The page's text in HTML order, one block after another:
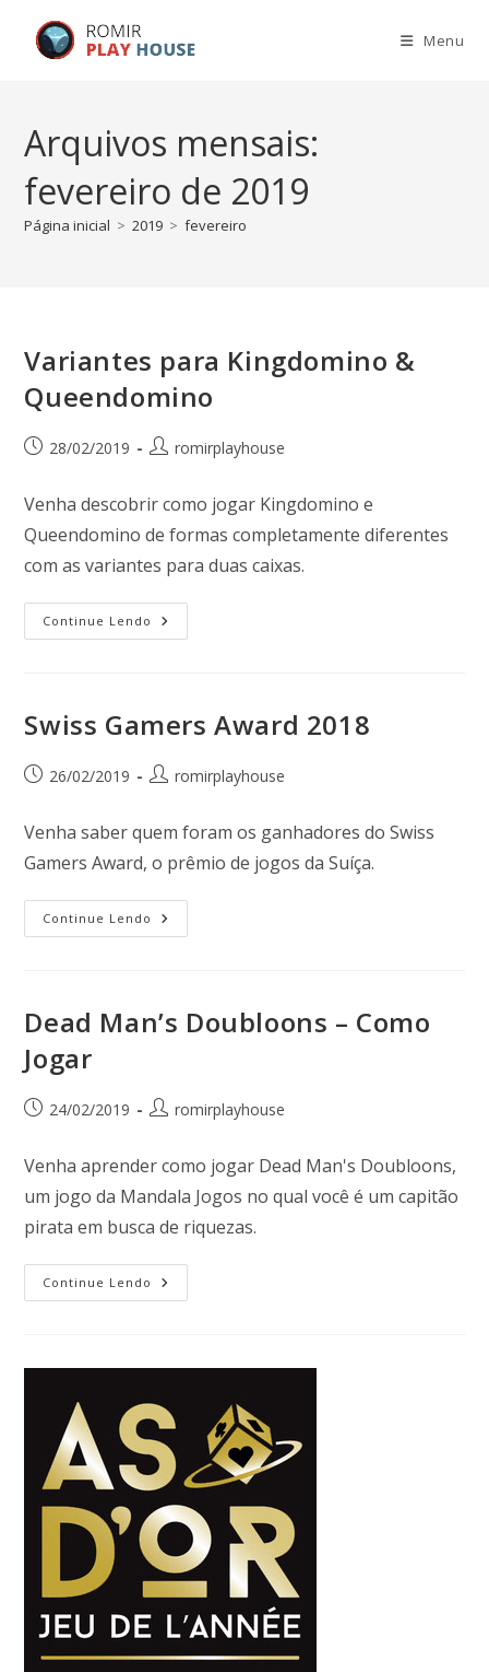
Menu
Arquivos mensais:
fevereiro de 2019
Página inicial > 2019 > fevereiro
Variantes para Kingdomino &
Queendomino
28/02/2019 romirplayhouse
Venha descobrir como jogar Kingdomino e
Queendomino de formas completamente diferentes
com as variantes para duas caixas.
Continue Lendo
Swiss Gamers Award 2018
26/02/2019 romirplayhouse
Venha saber quem foram os ganhadores do Swiss
Gamers Award, o prêmio de jogos da Suíça.
Continue Lendo
Dead Man’s Doubloons – Como
Jogar
24/02/2019 romirplayhouse
Venha aprender como jogar Dead Man's Doubloons,
um jogo da Mandala Jogos no qual você é um capitão
pirata em busca de riquezas.
Continue Lendo